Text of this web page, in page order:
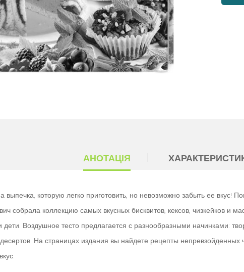
АНОТАЦІЯ
выпечка, которую легко приготовить, но невозможно забыть ее вкус!
собрала коллекцию самых вкусных бисквитов, кексов, чизкейков
дети. Воздушное тесто предлагается с разнообразными начинками:
На страницах издания вы найдете рецепты